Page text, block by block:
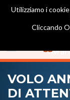
Utilizziamo i
Cliccando
Avrai
VOLO
DI